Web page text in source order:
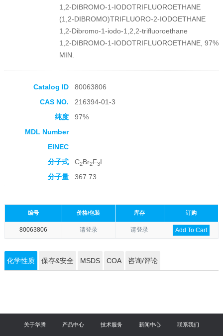
收藏产品
1,2-DIBROMO-1-IODOTRIFLUOROETHANE
(1,2-DIBROMO)TRIFLUORO-2-IODOETHANE
1,2-Dibromo-1-iodo-1,2,2-trifluoroethane
1,2-DIBROMO-1-IODOTRIFLUOROETHANE, 97%
MIN.
Catalog ID
80063806
CAS NO.
216394-01-3
纯度
97%
MDL Number
EINEC
分子式
C2Br2F3I
分子量
367.73
编号 价格/包装 库存 订购
80063806 请登录 请登录 Add To Cart
化学性质 保存&安全 MSDS COA 咨询/评论
关于华腾 产品中心 技术服务 新闻中心 联系我们